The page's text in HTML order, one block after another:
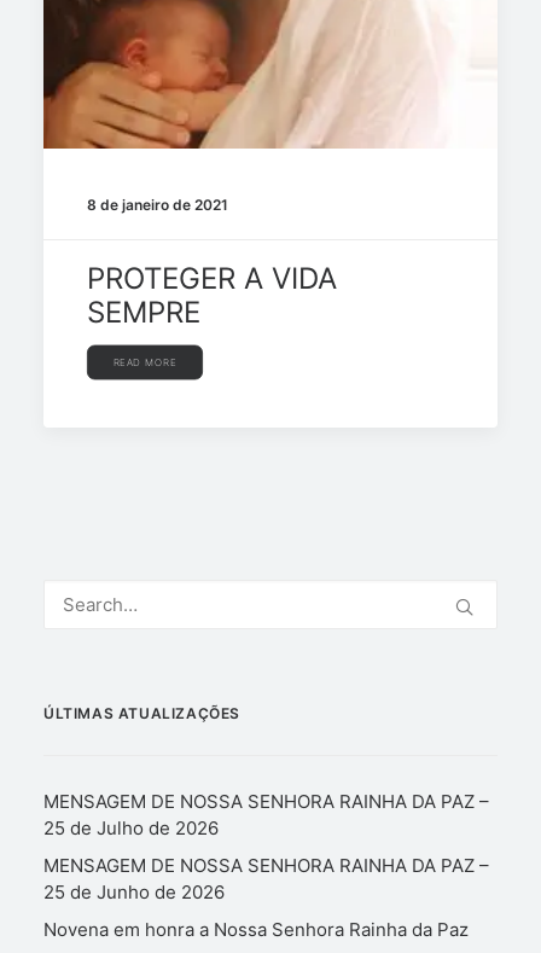
8 de janeiro de 2021
PROTEGER A VIDA
SEMPRE
READ MORE
ÚLTIMAS ATUALIZAÇÕES
MENSAGEM DE NOSSA SENHORA RAINHA DA PAZ –
25 de Julho de 2026
MENSAGEM DE NOSSA SENHORA RAINHA DA PAZ –
25 de Junho de 2026
Novena em honra a Nossa Senhora Rainha da Paz